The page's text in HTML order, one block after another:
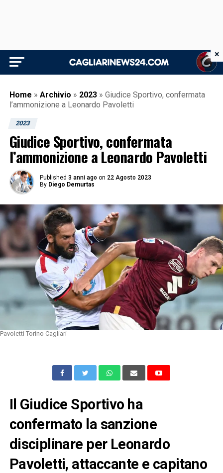
Home » Archivio » 2023 » Giudice Sportivo, confermata
l’ammonizione a Leonardo Pavoletti
2023
Giudice Sportivo, confermata
l’ammonizione a Leonardo Pavoletti
Published 3 anni ago on 22 Agosto 2023
By Diego Demurtas
Pavoletti Torino Cagliari
Il Giudice Sportivo ha
confermato la sanzione
disciplinare per Leonardo
Pavoletti, attaccante e capitano
×